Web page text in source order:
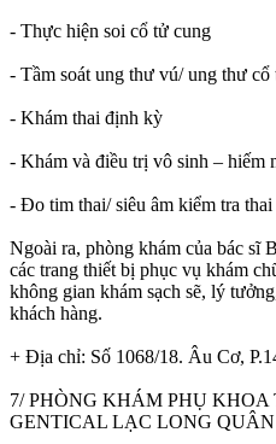
- Thực hiện soi cổ tử cung
- Tầm soát ung thư vú/ ung thư cổ
- Khám thai định kỳ
- Khám và điều trị vô sinh – hiếm
- Đo tim thai/ siêu âm kiểm tra thai
Ngoài ra, phòng khám của bác sĩ
các trang thiết bị phục vụ khám
không gian khám sạch sẽ, lý
khách hàng.
+ Địa chỉ: Số 1068/18. Âu Cơ,
7/ PHÒNG KHÁM PHỤ
GENTICAL LẠC LONG QUÂN